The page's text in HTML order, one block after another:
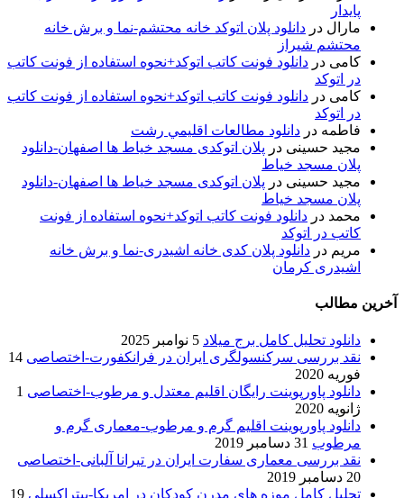
پایدار
مارال در دانلود پلان اتوکد خانه محتشم-نما و برش خانه
محتشم شیراز
کامی در دانلود فونت کاتب اتوکد+نحوه استفاده از فونت کاتب
در اتوکد
کامی در دانلود فونت کاتب اتوکد+نحوه استفاده از فونت کاتب
در اتوکد
فاطمه در دانلود مطالعات اقليمي رشت
مجید حسینی در پلان اتوکدی مسجد خیاط ها اصفهان-دانلود
پلان مسجد خیاط
مجید حسینی در پلان اتوکدی مسجد خیاط ها اصفهان-دانلود
پلان مسجد خیاط
محمد در دانلود فونت کاتب اتوکد+نحوه استفاده از فونت
کاتب در اتوکد
مریم در دانلود پلان کدی خانه اشیدری-نما و برش خانه
اشیدری کرمان
آخرین مطالب
دانلود تحلیل کامل برج میلاد 5 نوامبر 2025
نقد بررسی سرکنسولگری ایران در فرانکفورت-اختصاصی 14
فوریه 2020
دانلود پاورپوینت رایگان اقلیم معتدل و مرطوب-اختصاصی 1
ژانویه 2020
دانلود پاورپوینت اقلیم گرم و مرطوب-معماری گرم و
مرطوب 31 دسامبر 2019
نقد بررسی معماری سفارت ایران در تیرانا آلبانی-اختصاصی
20 دسامبر 2019
تحلیل کامل موزه های مدرن کودکان در امریکا-پیتراکسلی 19